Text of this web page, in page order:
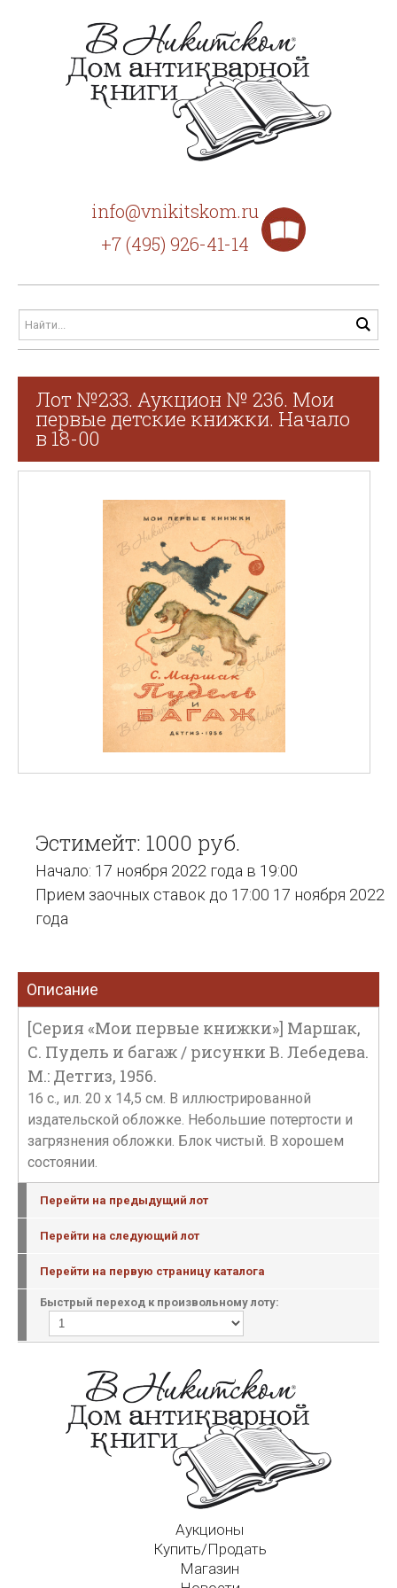
info@vnikitskom.ru
+7 (495) 926-41-14
Лот №233. Аукцион № 236. Мои
первые детские книжки. Начало
в 18-00
Эстимейт: 1000 руб.
Начало: 17 ноября 2022 года в 19:00
Прием заочных ставок до 17:00 17 ноября 2022
года
Описание
[Серия «Мои первые книжки»] Маршак,
С. Пудель и багаж / рисунки В. Лебедева.
М.: Детгиз, 1956.
16 с., ил. 20 х 14,5 см. В иллюстрированной
издательской обложке. Небольшие потертости и
загрязнения обложки. Блок чистый. В хорошем
состоянии.
Перейти на предыдущий лот
Перейти на следующий лот
Перейти на первую страницу каталога
Быстрый переход к произвольному лоту:
Аукционы
Купить/Продать
Магазин